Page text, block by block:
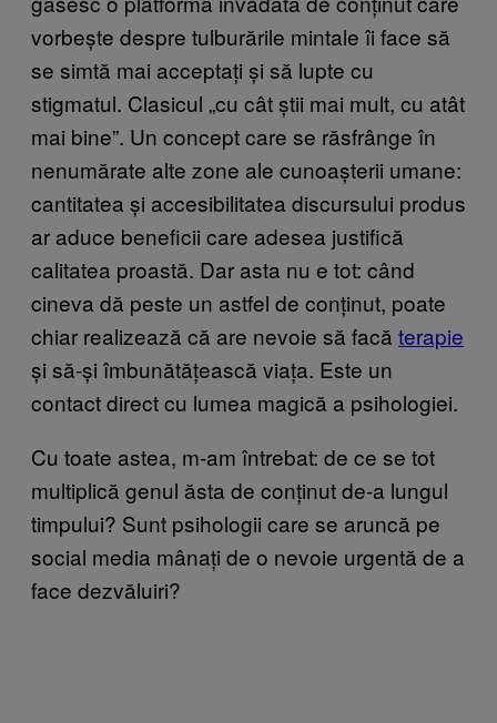
vorbește despre tulburările mintale îi face să
se simtă mai acceptați și să lupte cu
stigmatul. Clasicul „cu cât știi mai mult, cu atât
mai bine”. Un concept care se răsfrânge în
nenumărate alte zone ale cunoașterii umane:
cantitatea și accesibilitatea discursului produs
ar aduce beneficii care adesea justifică
calitatea proastă. Dar asta nu e tot: când
cineva dă peste un astfel de conținut, poate
chiar realizează că are nevoie să facă terapie
și să-și îmbunătățească viața. Este un
contact direct cu lumea magică a psihologiei.
Cu toate astea, m-am întrebat: de ce se tot
multiplică genul ăsta de conținut de-a lungul
timpului? Sunt psihologii care se aruncă pe
social media mânați de o nevoie urgentă de a
face dezvăluiri?